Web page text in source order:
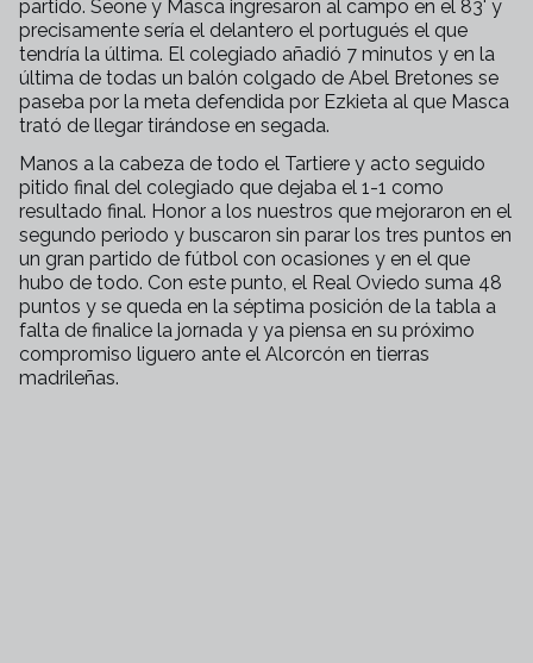
partido. Seone y Masca ingresaron al campo en el 83' y
precisamente sería el delantero el portugués el que
tendría la última. El colegiado añadió 7 minutos y en la
última de todas un balón colgado de Abel Bretones se
paseba por la meta defendida por Ezkieta al que Masca
trató de llegar tirándose en segada.
Manos a la cabeza de todo el Tartiere y acto seguido
pitido final del colegiado que dejaba el 1-1 como
resultado final. Honor a los nuestros que mejoraron en el
segundo periodo y buscaron sin parar los tres puntos en
un gran partido de fútbol con ocasiones y en el que
hubo de todo. Con este punto, el Real Oviedo suma 48
puntos y se queda en la séptima posición de la tabla a
falta de finalice la jornada y ya piensa en su próximo
compromiso liguero ante el Alcorcón en tierras
madrileñas.